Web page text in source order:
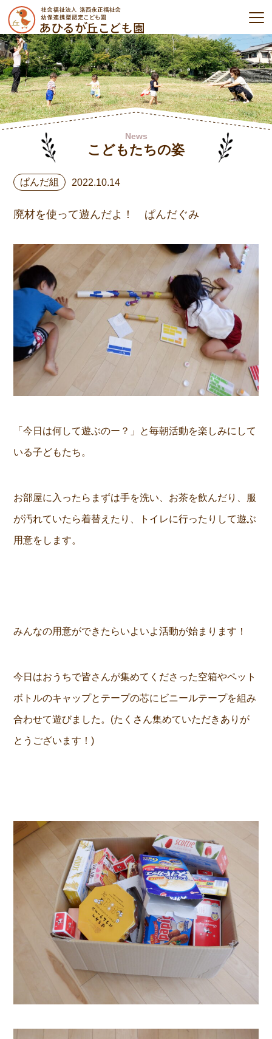
News
こどもたちの姿
ぱんだ組 2022.10.14
廃材を使って遊んだよ！ ぱんだぐみ
「今日は何して遊ぶのー？」と毎朝活動を楽しみにして
いる子どもたち。
お部屋に入ったらまずは手を洗い、お茶を飲んだり、服
が汚れていたら着替えたり、トイレに行ったりして遊ぶ
用意をします。
みんなの用意ができたらいよいよ活動が始まります！
今日はおうちで皆さんが集めてくださった空箱やペット
ボトルのキャップとテープの芯にビニールテープを組み
合わせて遊びました。(たくさん集めていただきありが
とうございます！)